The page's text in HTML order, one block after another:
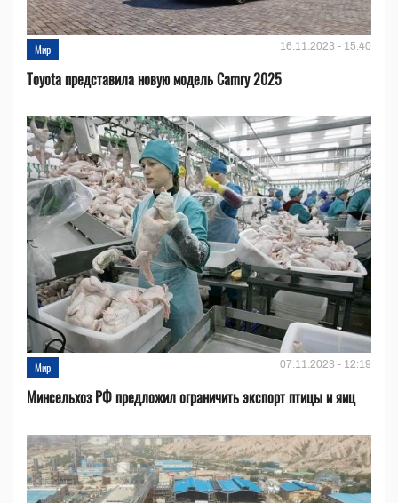
Мир 16.11.2023 - 15:40
Toyota представила новую модель Camry 2025
Мир 07.11.2023 - 12:19
Минсельхоз РФ предложил ограничить экспорт птицы и яиц